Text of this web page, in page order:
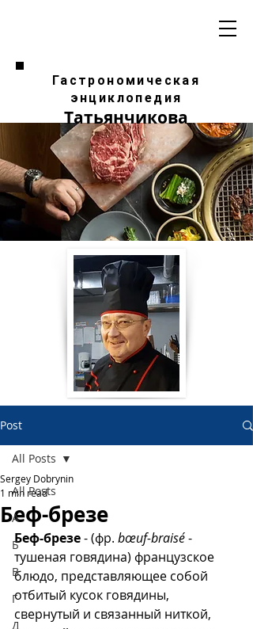
Гастрономическая
энциклопедия
Татьянчикова
Post
All Posts
А
Б
В
Г
Д
All Posts
Беф-брезе
Sergey Dobrynin
1 min read
Беф-брезе - (фр. bœuf-braisé -
тушеная говядина) французское
блюдо, представляющее собой
отбитый кусок говядины,
свернутый и связанный ниткой,